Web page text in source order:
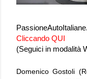
Cliccando QUI
(Seguici in modalità
Domenico Gostoli